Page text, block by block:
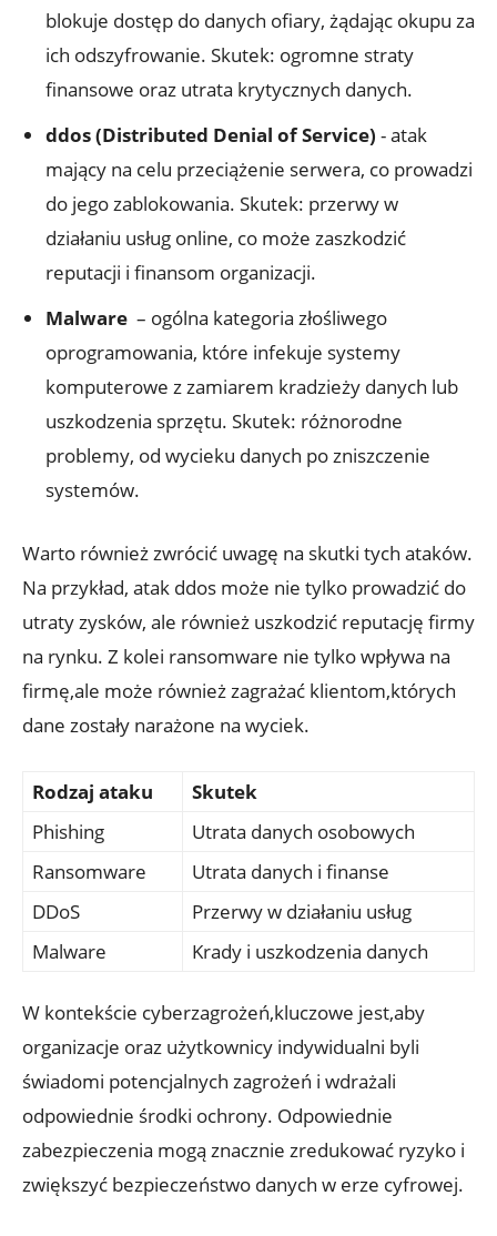
blokuje dostęp do​ danych ⁣ofiary, żądając okupu za
ich odszyfrowanie. Skutek: ogromne​ straty⁣
finansowe oraz utrata krytycznych danych.
ddos (Distributed Denial of ‌Service) -​ atak​
mający⁢ na‍ celu przeciążenie serwera, co prowadzi⁢
do jego‍ zablokowania. Skutek: przerwy w
działaniu usług online, ​co może⁤ zaszkodzić
reputacji i finansom organizacji.
Malware ‍ – ogólna kategoria złośliwego
oprogramowania, które infekuje systemy
komputerowe z ⁢zamiarem kradzieży danych lub
uszkodzenia ​sprzętu. Skutek:⁣ różnorodne
problemy,​ od⁤ wycieku​ danych po zniszczenie
systemów.
Warto‌ również ⁣zwrócić ⁢uwagę na skutki tych ataków.
Na przykład, ​atak ddos może⁢ nie tylko prowadzić⁢ do
utraty zysków, ale również uszkodzić reputację ⁢firmy
na rynku. Z kolei ransomware‌ nie ‍tylko wpływa ​na⁤
firmę,ale ‍może również zagrażać klientom,których
⁣dane zostały narażone⁣ na ⁤wyciek.
Rodzaj ataku
Skutek
Phishing
Utrata danych osobowych
Ransomware
Utrata danych‍ i finanse
DDoS
Przerwy ⁢w działaniu usług
Malware
Krady i uszkodzenia danych
W kontekście⁤ cyberzagrożeń,kluczowe jest,aby
organizacje oraz użytkownicy indywidualni byli
świadomi potencjalnych ‍zagrożeń ​i wdrażali
odpowiednie środki ​ochrony. Odpowiednie
zabezpieczenia mogą znacznie zredukować ⁣ryzyko i
‍zwiększyć bezpieczeństwo ⁣danych ‌w erze cyfrowej.